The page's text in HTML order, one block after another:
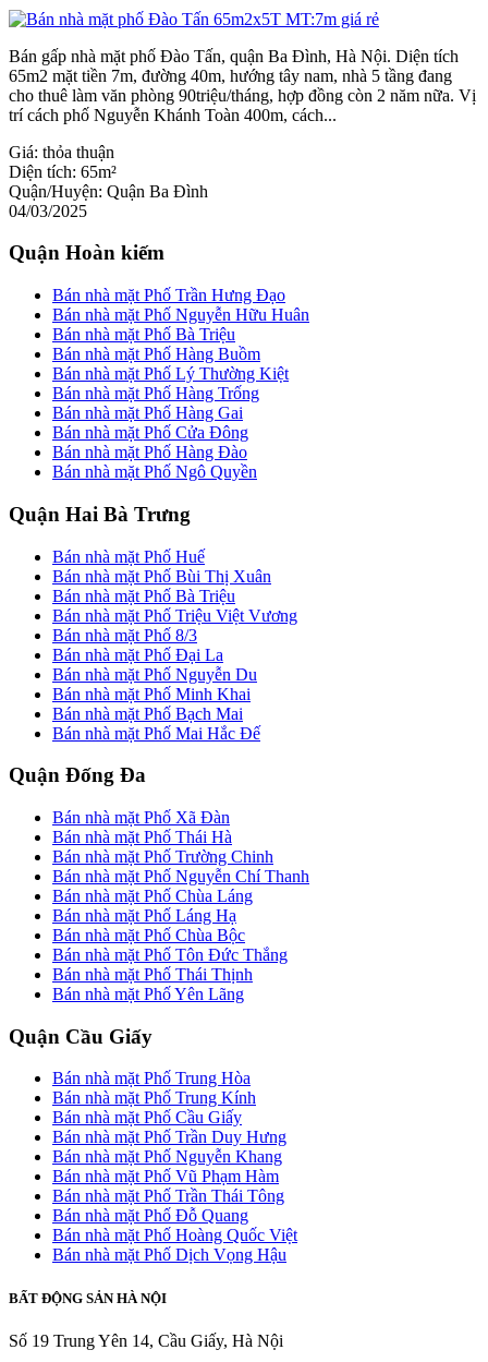
Bán gấp nhà mặt phố Đào Tấn, quận Ba Đình, Hà Nội. Diện tích
65m2 mặt tiền 7m, đường 40m, hướng tây nam, nhà 5 tầng đang
cho thuê làm văn phòng 90triệu/tháng, hợp đồng còn 2 năm nữa. Vị
trí cách phố Nguyễn Khánh Toàn 400m, cách...
Giá: thỏa thuận
Diện tích: 65m²
Quận/Huyện: Quận Ba Đình
04/03/2025
Quận Hoàn kiếm
Bán nhà mặt Phố Trần Hưng Đạo
Bán nhà mặt Phố Nguyễn Hữu Huân
Bán nhà mặt Phố Bà Triệu
Bán nhà mặt Phố Hàng Buồm
Bán nhà mặt Phố Lý Thường Kiệt
Bán nhà mặt Phố Hàng Trống
Bán nhà mặt Phố Hàng Gai
Bán nhà mặt Phố Cửa Đông
Bán nhà mặt Phố Hàng Đào
Bán nhà mặt Phố Ngô Quyền
Quận Hai Bà Trưng
Bán nhà mặt Phố Huế
Bán nhà mặt Phố Bùi Thị Xuân
Bán nhà mặt Phố Bà Triệu
Bán nhà mặt Phố Triệu Việt Vương
Bán nhà mặt Phố 8/3
Bán nhà mặt Phố Đại La
Bán nhà mặt Phố Nguyễn Du
Bán nhà mặt Phố Minh Khai
Bán nhà mặt Phố Bạch Mai
Bán nhà mặt Phố Mai Hắc Đế
Quận Đống Đa
Bán nhà mặt Phố Xã Đàn
Bán nhà mặt Phố Thái Hà
Bán nhà mặt Phố Trường Chinh
Bán nhà mặt Phố Nguyễn Chí Thanh
Bán nhà mặt Phố Chùa Láng
Bán nhà mặt Phố Láng Hạ
Bán nhà mặt Phố Chùa Bộc
Bán nhà mặt Phố Tôn Đức Thắng
Bán nhà mặt Phố Thái Thịnh
Bán nhà mặt Phố Yên Lãng
Quận Cầu Giấy
Bán nhà mặt Phố Trung Hòa
Bán nhà mặt Phố Trung Kính
Bán nhà mặt Phố Cầu Giấy
Bán nhà mặt Phố Trần Duy Hưng
Bán nhà mặt Phố Nguyễn Khang
Bán nhà mặt Phố Vũ Phạm Hàm
Bán nhà mặt Phố Trần Thái Tông
Bán nhà mặt Phố Đỗ Quang
Bán nhà mặt Phố Hoàng Quốc Việt
Bán nhà mặt Phố Dịch Vọng Hậu
BẤT ĐỘNG SẢN HÀ NỘI
Số 19 Trung Yên 14, Cầu Giấy, Hà Nội